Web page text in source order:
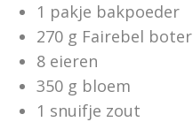
1 pakje bakpoeder
270 g Fairebel boter
8 eieren
350 g bloem
1 snuifje zout